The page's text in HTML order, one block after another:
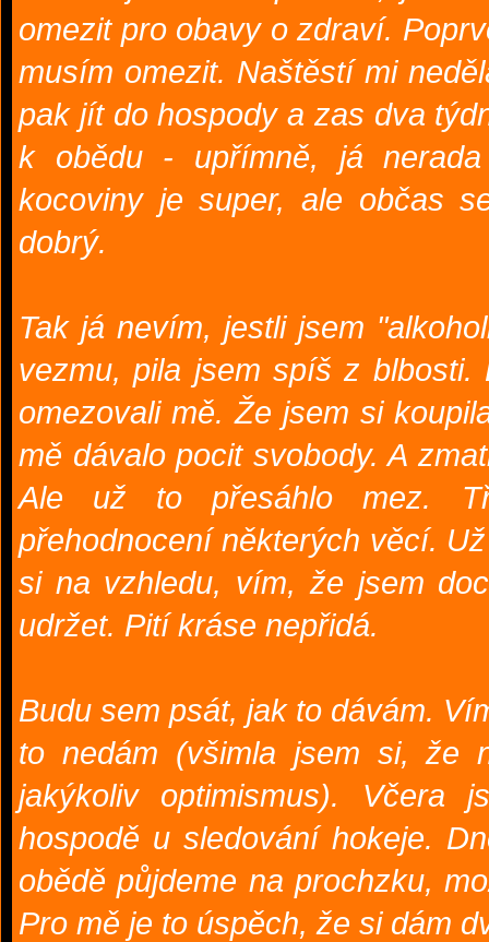
omezit pro obavy o zdraví.
musím omezit. Naštěstí mi
pak jít do hospody a zas dva
k obědu - upřímně, já
kocoviny je super, ale občas
dobrý.
Tak já nevím, jestli jsem
vezmu, pila jsem spíš z
omezovali mě. Že jsem si
mě dávalo pocit svobody. A
Ale už to přesáhlo mez.
přehodnocení některých věcí.
si na vzhledu, vím, že jsem
udržet. Pití kráse nepřidá.
Budu sem psát, jak to dávám.
to nedám (všimla jsem si, že
jakýkoliv optimismus).
hospodě u sledování hokeje.
obědě půjdeme na prochzku,
Pro mě je to úspěch, že si dám